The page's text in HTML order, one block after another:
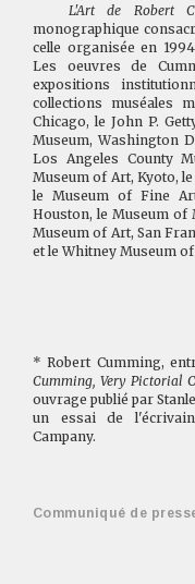
L'Art de Robert
monographique
celle organisée en
Les oeuvres de
expositions
collections muséales
Chicago, le John P.
Museum, Washington
Los Angeles County
Museum of Art, Kyoto,
le Museum of Fine
Houston, le Museum of
Museum of Art, San
et le Whitney Museum
* Robert Cumming,
Cumming, Very Pictorial
ouvrage publié par
un essai de
Campany.
Communiqué de